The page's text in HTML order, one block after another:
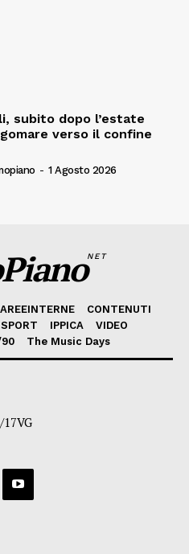
subito dopo l’estate
verso il confine
- 1 Agosto 2026
NET
AREEINTERNE
CONTENUTI
SPORT IPPICA
VIDEO
The Music Days